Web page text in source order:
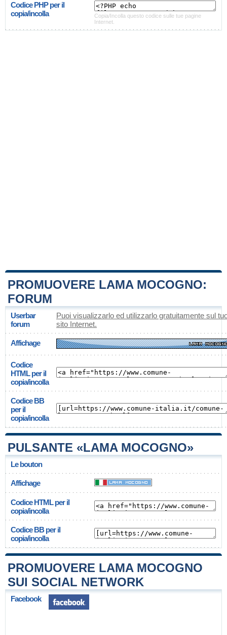
Codice PHP per il
copia/incolla
Copia/Incolla questo codice sulle tue pagine
Internet.
PROMUOVERE LAMA MOCOGNO:
FORUM
Userbar
forum
Puoi visualizzarlo ed utilizzarlo gratuitamente sul
sito Internet.
Affichage
Codice
HTML per il
copia/incolla
Codice BB
per il
copia/incolla
PULSANTE «LAMA MOCOGNO»
Le bouton
Affichage
Codice HTML per il
copia/incolla
Codice BB per il
copia/incolla
PROMUOVERE LAMA MOCOGNO
SUI SOCIAL NETWORK
Facebook